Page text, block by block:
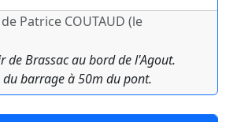
Patrice COUTAUD (le
de Brassac au bord de l'Agout.
du barrage à 50m du pont.